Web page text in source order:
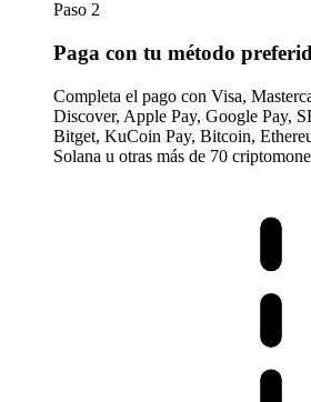
Paso 2
Paga con tu método
Completa el pago con Visa,
Discover, Apple Pay, Google Pay,
Bitget, KuCoin Pay, Bitcoin,
Solana u otras más de 70